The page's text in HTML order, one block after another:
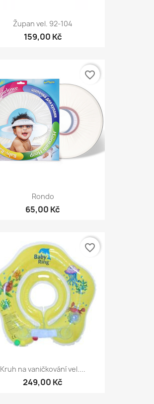
Župan vel. 92-104
159,00 Kč
Rondo
65,00 Kč
favorite_border
Kruh na vaničkování vel....
249,00 Kč
favorite_border